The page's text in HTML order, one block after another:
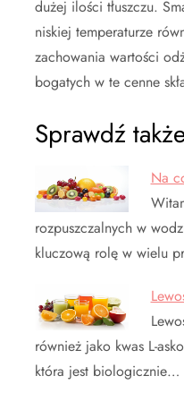
dużej ilości tłuszczu.
niskiej temperaturze
zachowania wartości
bogatych w te cenne
Sprawdź
Na
rozpuszczalnych w
kluczową rolę w wielu
również jako kwas L-
która jest biologicznie…